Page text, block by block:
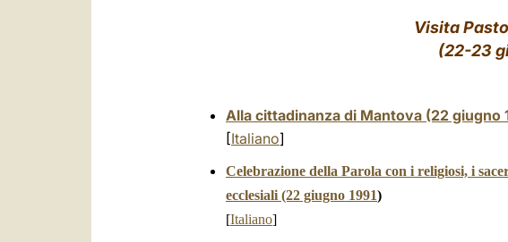
Visita
(22-23
Alla cittadinanza di Mantova (22 giugno
[Italiano]
Celebrazione della Parola con i religiosi, i
ecclesiali (22 giugno 1991)
[Italiano]